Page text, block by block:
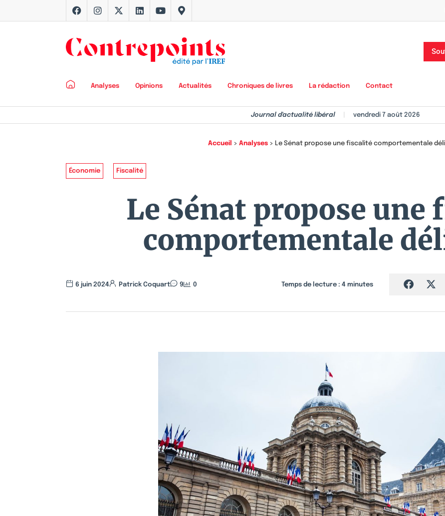
Analyses Opinions Actualités Chroniques de livres La rédaction Contact
Journal d'actualité libéral vendredi 7 août 2026
Accueil > Analyses > Le Sénat propose une fiscalité comportementale
Économie Fiscalité
Le Sénat propose une
comportementale
6 juin 2024 Patrick Coquart 9 0 Temps de lecture : 4 minutes